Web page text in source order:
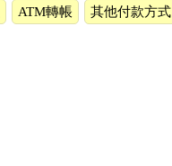
ATM轉帳 其他付款方式